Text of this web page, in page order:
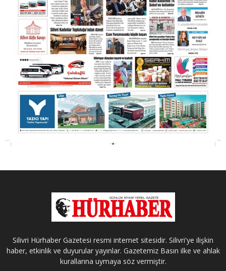
Silivri Hürhaber Gazetesi resmi internet sitesidir. Silivri'ye ilişkin
haber, etkinlik ve duyurular yayınlar. Gazetemiz Basın ilke ve ahlak
kurallarına uymaya söz vermiştir.